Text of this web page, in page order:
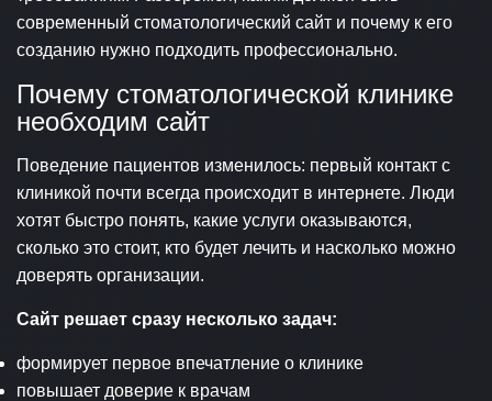
современный стоматологический сайт и почему к его
созданию нужно подходить профессионально.
Почему стоматологической клинике
необходим сайт
Поведение пациентов изменилось: первый контакт с
клиникой почти всегда происходит в интернете. Люди
хотят быстро понять, какие услуги оказываются,
сколько это стоит, кто будет лечить и насколько можно
доверять организации.
Сайт решает сразу несколько задач:
формирует первое впечатление о клинике
повышает доверие к врачам